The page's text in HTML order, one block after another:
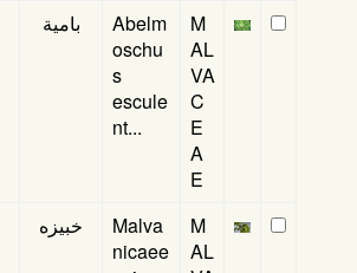
بامية
Abelm
oschu
s
escule
nt...
M
AL
VA
C
E
A
E
خبيزه
Malva
nicaee
M
AL